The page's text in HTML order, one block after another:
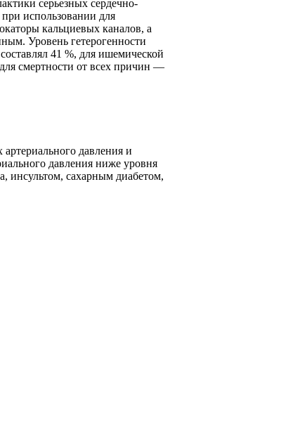
серьезных сердечно-
использовании для
кальциевых каналов, а
Уровень гетерогенности
41 %, для ишемической
смертности от всех причин —
давления и
давления ниже уровня
инсультом, сахарным диабетом,